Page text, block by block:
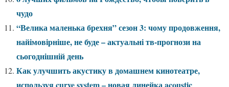
чудо
“Велика маленька брехня” сезон 3: чому продовження,
найімовірніше, не буде – актуальні тв-прогнози на
сьогоднішній день
Как улучшить акустику в домашнем кинотеатре,
используя curve system – новая линейка acoustic